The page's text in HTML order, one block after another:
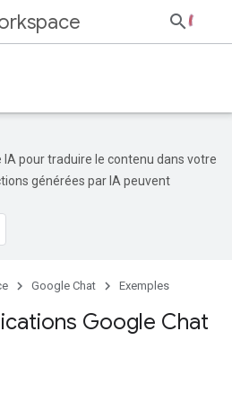
pour traduire le contenu dans votre
générées par IA peuvent
Google Chat Exemples
Google Chat